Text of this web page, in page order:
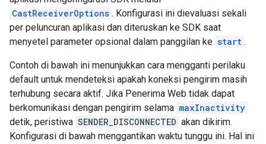
CastReceiverOptions . Konfigurasi ini dievaluasi sekali
per peluncuran aplikasi dan diteruskan ke SDK saat
menyetel parameter opsional dalam panggilan ke start .
Contoh di bawah ini menunjukkan cara mengganti perilaku
default untuk mendeteksi apakah koneksi pengirim masih
terhubung secara aktif. Jika Penerima Web tidak dapat
berkomunikasi dengan pengirim selama maxInactivity
detik, peristiwa SENDER_DISCONNECTED akan dikirim.
Konfigurasi di bawah menggantikan waktu tunggu ini. Hal ini